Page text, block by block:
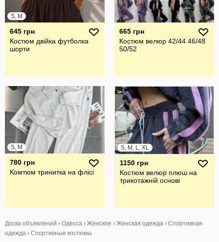
S, M
645 грн
Костюм двійка футболка
шорти
665 грн
Костюм велюр 42/44 46/48
50/52
S, M
780 грн
Комтюм тринитка на флісі
S, M, L, XL
1150 грн
Костюм велюр плюш на
трикотажній основі
Доска объявлений › Одесса › Женское › Женская одежда › Спортивная
одежда › Спортивные костюмы